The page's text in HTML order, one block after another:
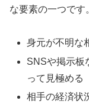
な要素の一つです
身元が不明な
SNSや掲示板
って見極める
相手の経済状